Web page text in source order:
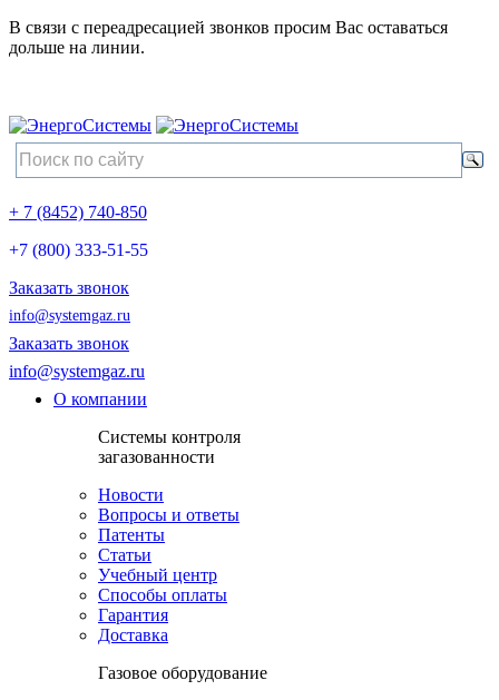
В связи с переадресацией звонков просим Вас оставаться
дольше на линии.
+ 7 (8452) 740-850
+7 (800) 333-51-55
Заказать звонок
info@systemgaz.ru
Заказать звонок
info@systemgaz.ru
О компании
Системы контроля
загазованности
Новости
Вопросы и ответы
Патенты
Статьи
Учебный центр
Способы оплаты
Гарантия
Доставка
Газовое оборудование